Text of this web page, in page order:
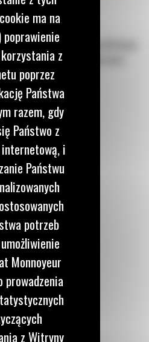
i rozładunku, umożliwiając
najlepszą widoczność.
ma na
z
poprzez
Państwa
razem, gdy
Państwo z
i
Państwu
potrzeb
Monnoyeur
prowadzenia
z Witryny